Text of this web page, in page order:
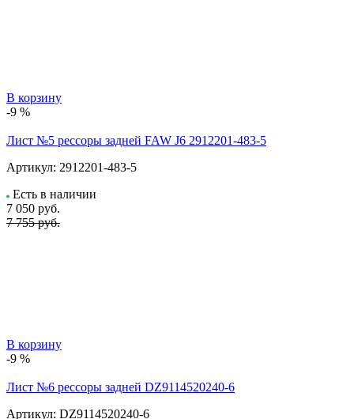
В корзину
-9 %
Лист №5 рессоры задней FAW J6 2912201-483-5
Артикул: 2912201-483-5
Есть в наличии
7 050 руб.
7 755 руб.
В корзину
-9 %
Лист №6 рессоры задней DZ9114520240-6
Артикул: DZ9114520240-6